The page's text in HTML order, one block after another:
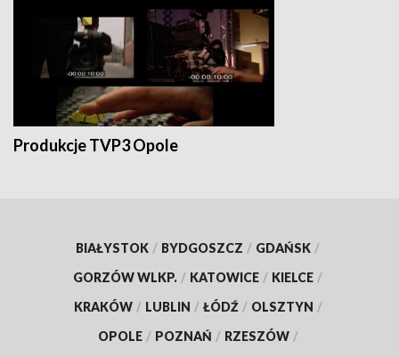
Produkcje TVP3 Opole
BIAŁYSTOK / BYDGOSZCZ / GDAŃSK /
GORZÓW WLKP. / KATOWICE / KIELCE /
KRAKÓW / LUBLIN / ŁÓDŹ / OLSZTYN /
OPOLE / POZNAŃ / RZESZÓW /